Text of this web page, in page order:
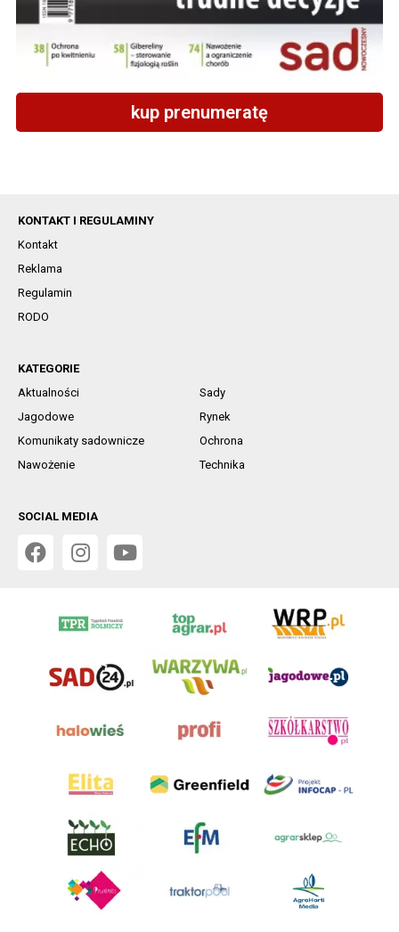
kup prenumeratę
KONTAKT I REGULAMINY
Kontakt
Reklama
Regulamin
RODO
KATEGORIE
Aktualności
Sady
Jagodowe
Rynek
Komunikaty sadownicze
Ochrona
Nawożenie
Technika
SOCIAL MEDIA